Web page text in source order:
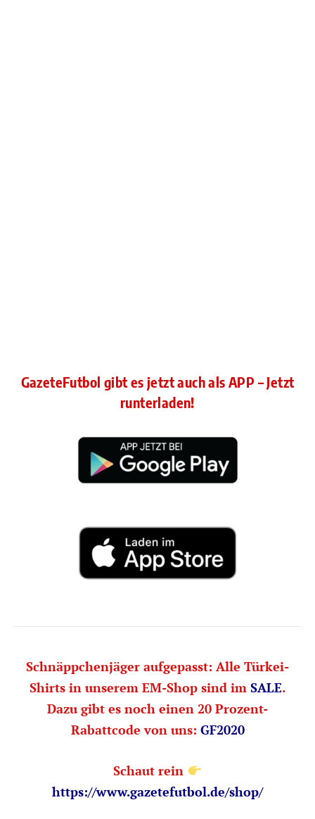
GazeteFutbol gibt es jetzt auch als APP – Jetzt
runterladen!
Schnäppchenjäger aufgepasst: Alle Türkei-
Shirts in unserem EM-Shop sind im SALE.
Dazu gibt es noch einen 20 Prozent-
Rabattcode von uns: GF2020
Schaut rein
https://www.gazetefutbol.de/shop/